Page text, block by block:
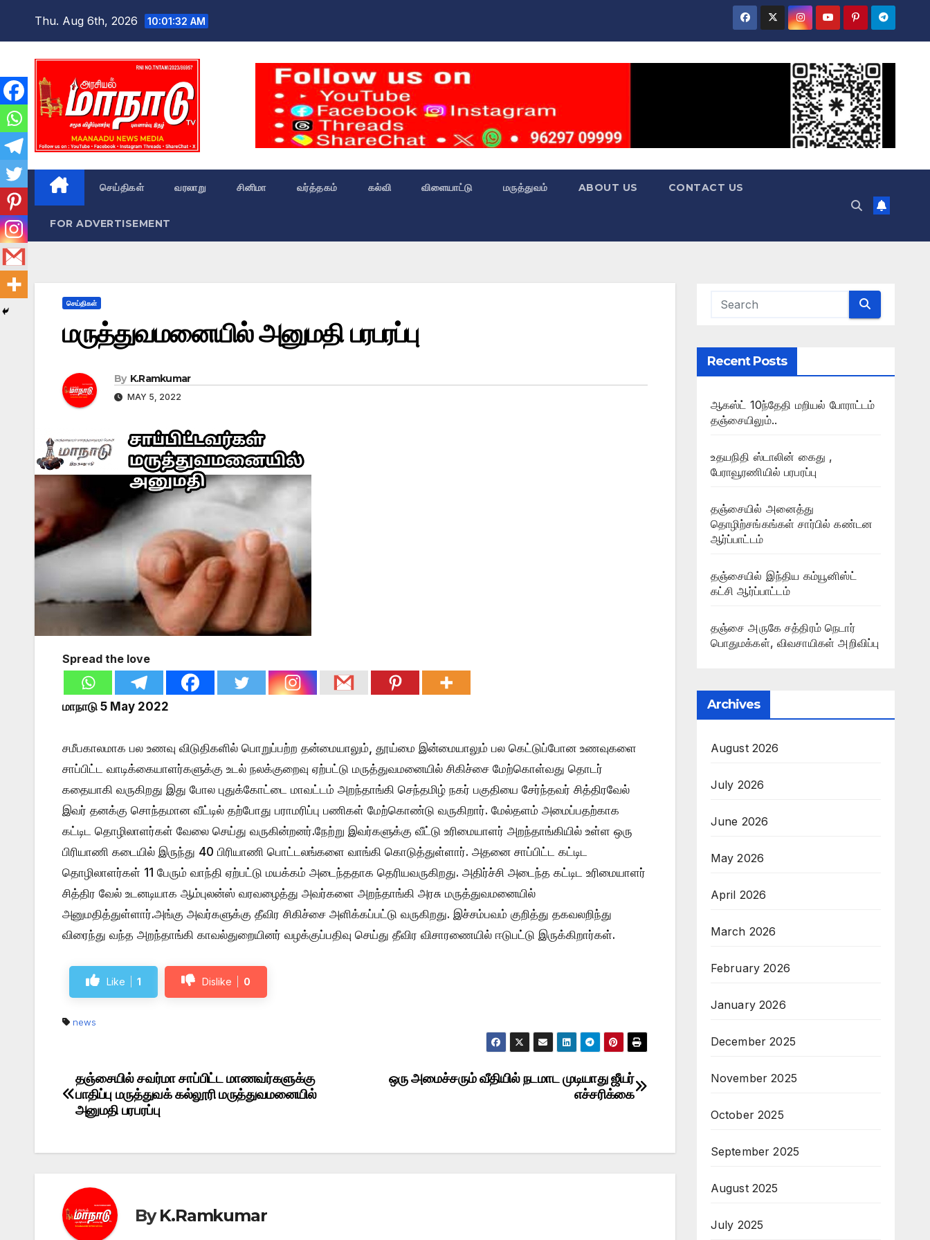
Thu. Aug 6th, 2026 10:01:33 AM
செய்திகள் வரலாறு சினிமா வர்த்தகம் கல்வி விளையாட்டு மருத்துவம் ABOUT US CONTACT US
FOR ADVERTISEMENT
செய்திகள்
மருத்துவமனையில் அனுமதி பரபரப்பு
By K.Ramkumar
MAY 5, 2022
Spread the love
மாநாடு 5 May 2022
சமீபகாலமாக பல உணவு விடுதிகளில் பொறுப்பற்ற தன்மையாலும், தூய்மை இன்மையாலும் பல கெட்டுப்போன உணவுகளை
சாப்பிட்ட வாடிக்கையாளர்களுக்கு உடல் நலக்குறைவு ஏற்பட்டு மருத்துவமனையில் சிகிச்சை மேற்கொள்வது தொடர்
கதையாகி வருகிறது இது போல புதுக்கோட்டை மாவட்டம் அறந்தாங்கி செந்தமிழ் நகர் பகுதியை சேர்ந்தவர் சித்திரவேல்
இவர் தனக்கு சொந்தமான வீட்டில் தற்போது பராமரிப்பு பணிகள் மேற்கொண்டு வருகிறார். மேல்தளம் அமைப்பதற்காக
கட்டிட தொழிலாளர்கள் வேலை செய்து வருகின்றனர்.நேற்று இவர்களுக்கு வீட்டு உரிமையாளர் அறந்தாங்கியில் உள்ள ஒரு
பிரியாணி கடையில் இருந்து 40 பிரியாணி பொட்டலங்களை வாங்கி கொடுத்துள்ளார். அதனை சாப்பிட்ட கட்டிட
தொழிலாளர்கள் 11 பேரும் வாந்தி ஏற்பட்டு மயக்கம் அடைந்ததாக தெரியவருகிறது. அதிர்ச்சி அடைந்த கட்டிட உரிமையாளர்
சித்திர வேல் உடனடியாக ஆம்புலன்ஸ் வரவழைத்து அவர்களை அறந்தாங்கி அரசு மருத்துவமனையில்
அனுமதித்துள்ளார்.அங்கு அவர்களுக்கு தீவிர சிகிச்சை அளிக்கப்பட்டு வருகிறது. இச்சம்பவம் குறித்து தகவலறிந்து
விரைந்து வந்த அறந்தாங்கி காவல்துறையினர் வழக்குப்பதிவு செய்து தீவிர விசாரணையில் ஈடுபட்டு இருக்கிறார்கள்.
Like 1 Dislike 0
news
Post
navigation
ஒரு அமைச்சரும் வீதியில் நடமாட முடியாது ஜீயர்
எச்சரிக்கை
தஞ்சையில் சவர்மா சாப்பிட்ட மாணவர்களுக்கு
பாதிப்பு மருத்துவக் கல்லூரி மருத்துவமனையில்
அனுமதி பரபரப்பு
ByK.Ramkumar
Recent Posts
ஆகஸ்ட் 10ந்தேதி மறியல் போராட்டம்
தஞ்சையிலும்..
உதயநிதி ஸ்டாலின் கைது ,
பேராவூரணியில் பரபரப்பு
தஞ்சையில் அனைத்து
தொழிற்சங்கங்கள் சார்பில் கண்டன
ஆர்ப்பாட்டம்
தஞ்சையில் இந்திய கம்யூனிஸ்ட்
கட்சி ஆர்ப்பாட்டம்
தஞ்சை அருகே சத்திரம் நெடார்
பொதுமக்கள், விவசாயிகள் அறிவிப்பு
Archives
August 2026
July 2026
June 2026
May 2026
April 2026
March 2026
February 2026
January 2026
December 2025
November 2025
October 2025
September 2025
August 2025
July 2025